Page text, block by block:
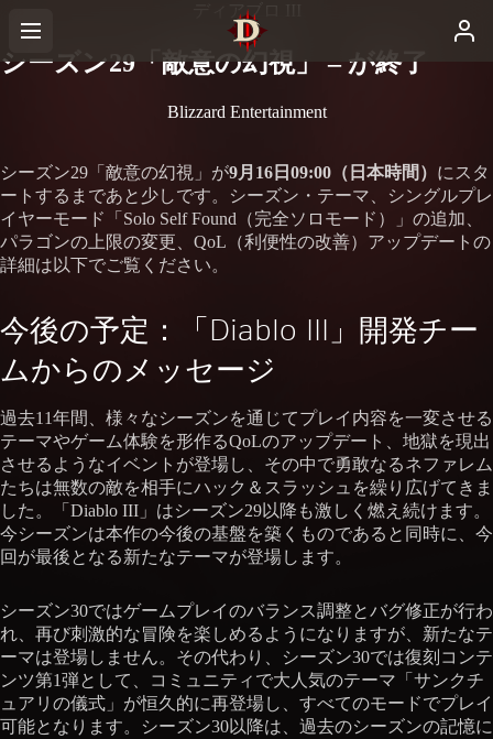
ディアブロ III
シーズン29「敵意の幻視」 – が終了
Blizzard Entertainment
シーズン29「敵意の幻視」が9月16日09:00（日本時間） にスタ
ートするまであと少しです。シーズン・テーマ、シングルプレ
イヤーモード「Solo Self Found（完全ソロモード）」の追加、
パラゴンの上限の変更、QoL（利便性の改善）アップデートの
詳細は以下でご覧ください。
今後の予定：「Diablo III」開発チー
ムからのメッセージ
過去11年間、様々なシーズンを通じてプレイ内容を一変させる
テーマやゲーム体験を形作るQoLのアップデート、地獄を現出
させるようなイベントが登場し、その中で勇敢なるネファレム
たちは無数の敵を相手にハック＆スラッシュを繰り広げてきま
した。「Diablo III」はシーズン29以降も激しく燃え続けます。
今シーズンは本作の今後の基盤を築くものであると同時に、今
回が最後となる新たなテーマが登場します。
シーズン30ではゲームプレイのバランス調整とバグ修正が行わ
れ、再び刺激的な冒険を楽しめるようになりますが、新たなテ
ーマは登場しません。その代わり、シーズン30では復刻コンテ
ンツ第1弾として、コミュニティで大人気のテーマ「サンクチ
ュアリの儀式」が恒久的に再登場し、すべてのモードでプレイ
可能となります。シーズン30以降は、過去のシーズンの記憶に